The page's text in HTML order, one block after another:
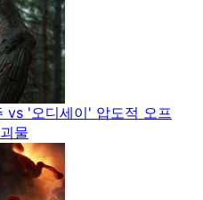
'오디세이' 압도적 오프
물